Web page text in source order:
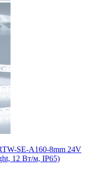
SE-A160-8mm 24V
12 Вт/м, IP65)